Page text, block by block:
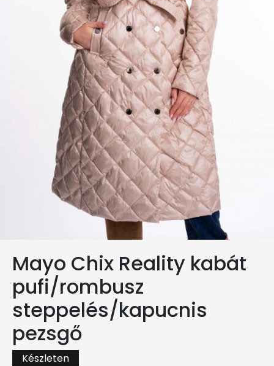
Mayo Chix Reality kabát
pufi/rombusz
steppelés/kapucnis
pezsgő
Készleten